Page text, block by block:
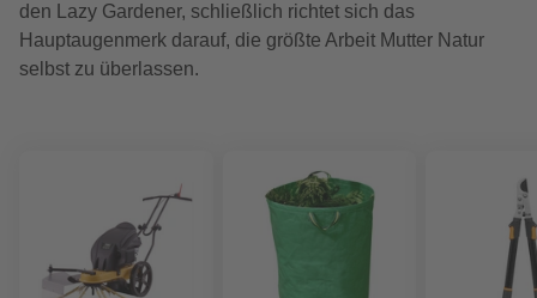
den Lazy Gardener, schließlich richtet sich das
Hauptaugenmerk darauf, die größte Arbeit Mutter Natur
selbst zu überlassen.